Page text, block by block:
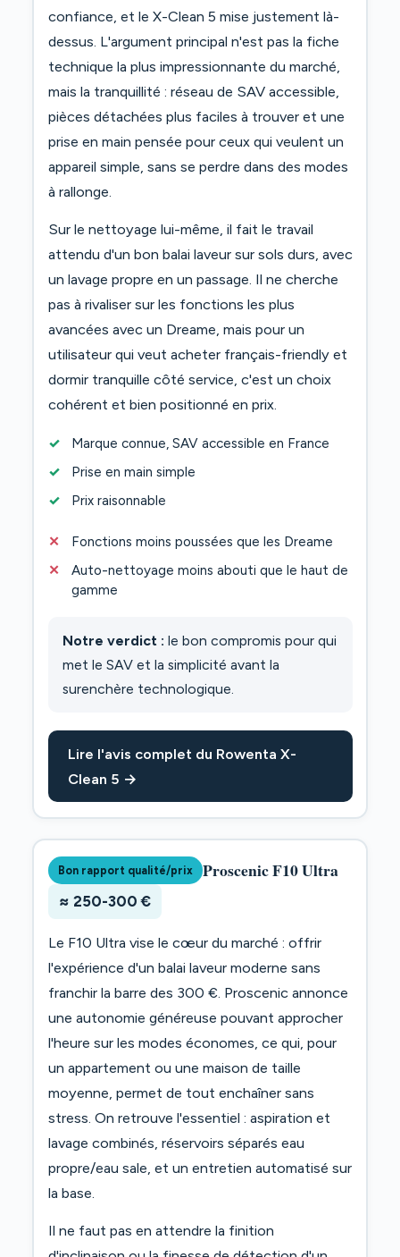
confiance, et le X-Clean 5 mise justement là-
dessus. L'argument principal n'est pas la fiche
technique la plus impressionnante du marché,
mais la tranquillité : réseau de SAV accessible,
pièces détachées plus faciles à trouver et une
prise en main pensée pour ceux qui veulent un
appareil simple, sans se perdre dans des modes
à rallonge.
Sur le nettoyage lui-même, il fait le travail
attendu d'un bon balai laveur sur sols durs, avec
un lavage propre en un passage. Il ne cherche
pas à rivaliser sur les fonctions les plus
avancées avec un Dreame, mais pour un
utilisateur qui veut acheter français-friendly et
dormir tranquille côté service, c'est un choix
cohérent et bien positionné en prix.
Marque connue, SAV accessible en France
Prise en main simple
Prix raisonnable
Fonctions moins poussées que les Dreame
Auto-nettoyage moins abouti que le haut de
gamme
Notre verdict : le bon compromis pour qui
met le SAV et la simplicité avant la
surenchère technologique.
Lire l'avis complet du Rowenta X-
Clean 5 →
Bon rapport qualité/prix Proscenic F10 Ultra
≈ 250-300 €
Le F10 Ultra vise le cœur du marché : offrir
l'expérience d'un balai laveur moderne sans
franchir la barre des 300 €. Proscenic annonce
une autonomie généreuse pouvant approcher
l'heure sur les modes économes, ce qui, pour
un appartement ou une maison de taille
moyenne, permet de tout enchaîner sans
stress. On retrouve l'essentiel : aspiration et
lavage combinés, réservoirs séparés eau
propre/eau sale, et un entretien automatisé sur
la base.
Il ne faut pas en attendre la finition